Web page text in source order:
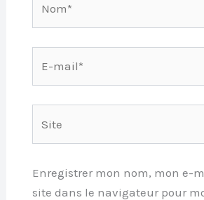
Enregistrer mon nom, mon e-
site dans le navigateur pour